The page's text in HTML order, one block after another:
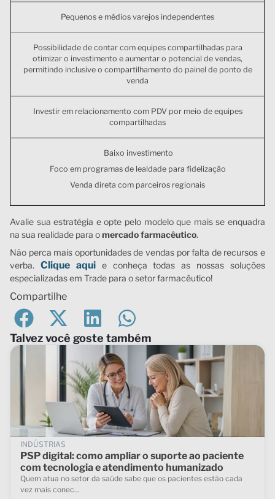
Pequenos e médios varejos independentes
Possibilidade de contar com equipes compartilhadas para
otimizar o investimento e aumentar o potencial de vendas,
permitindo inclusive o compartilhamento do painel de ponto de
venda
Investir em relacionamento com PDV por meio de equipes
compartilhadas
Baixo investimento
Foco em programas de lealdade para fidelização
Venda direta com parceiros regionais
Avalie sua estratégia e opte pelo modelo que mais se enquadra
na sua realidade para omercado farmacêutico.
Não perca mais oportunidades de vendas por falta de recursos e
verba. Clique aquie conheça todas as nossas soluções
especializadas em Trade para o setor farmacêutico!
Compartilhe
Talvez você goste também
INDÚSTRIAS
PSP digital: como ampliar o suporte ao paciente
com tecnologia e atendimento humanizado
Quem atua no setor da saúde sabe que os pacientes estão cada
vez mais conec...